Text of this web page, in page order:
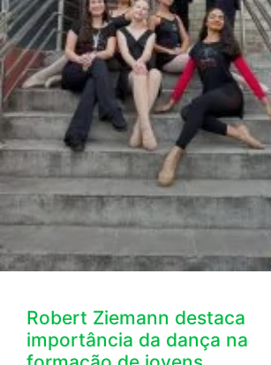
Robert Ziemann destaca
importância da dança na